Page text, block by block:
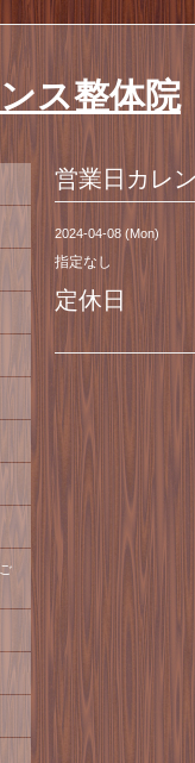
ス整体院
営業日カレ
2024-04-08 (Mon)
指定なし
定休日